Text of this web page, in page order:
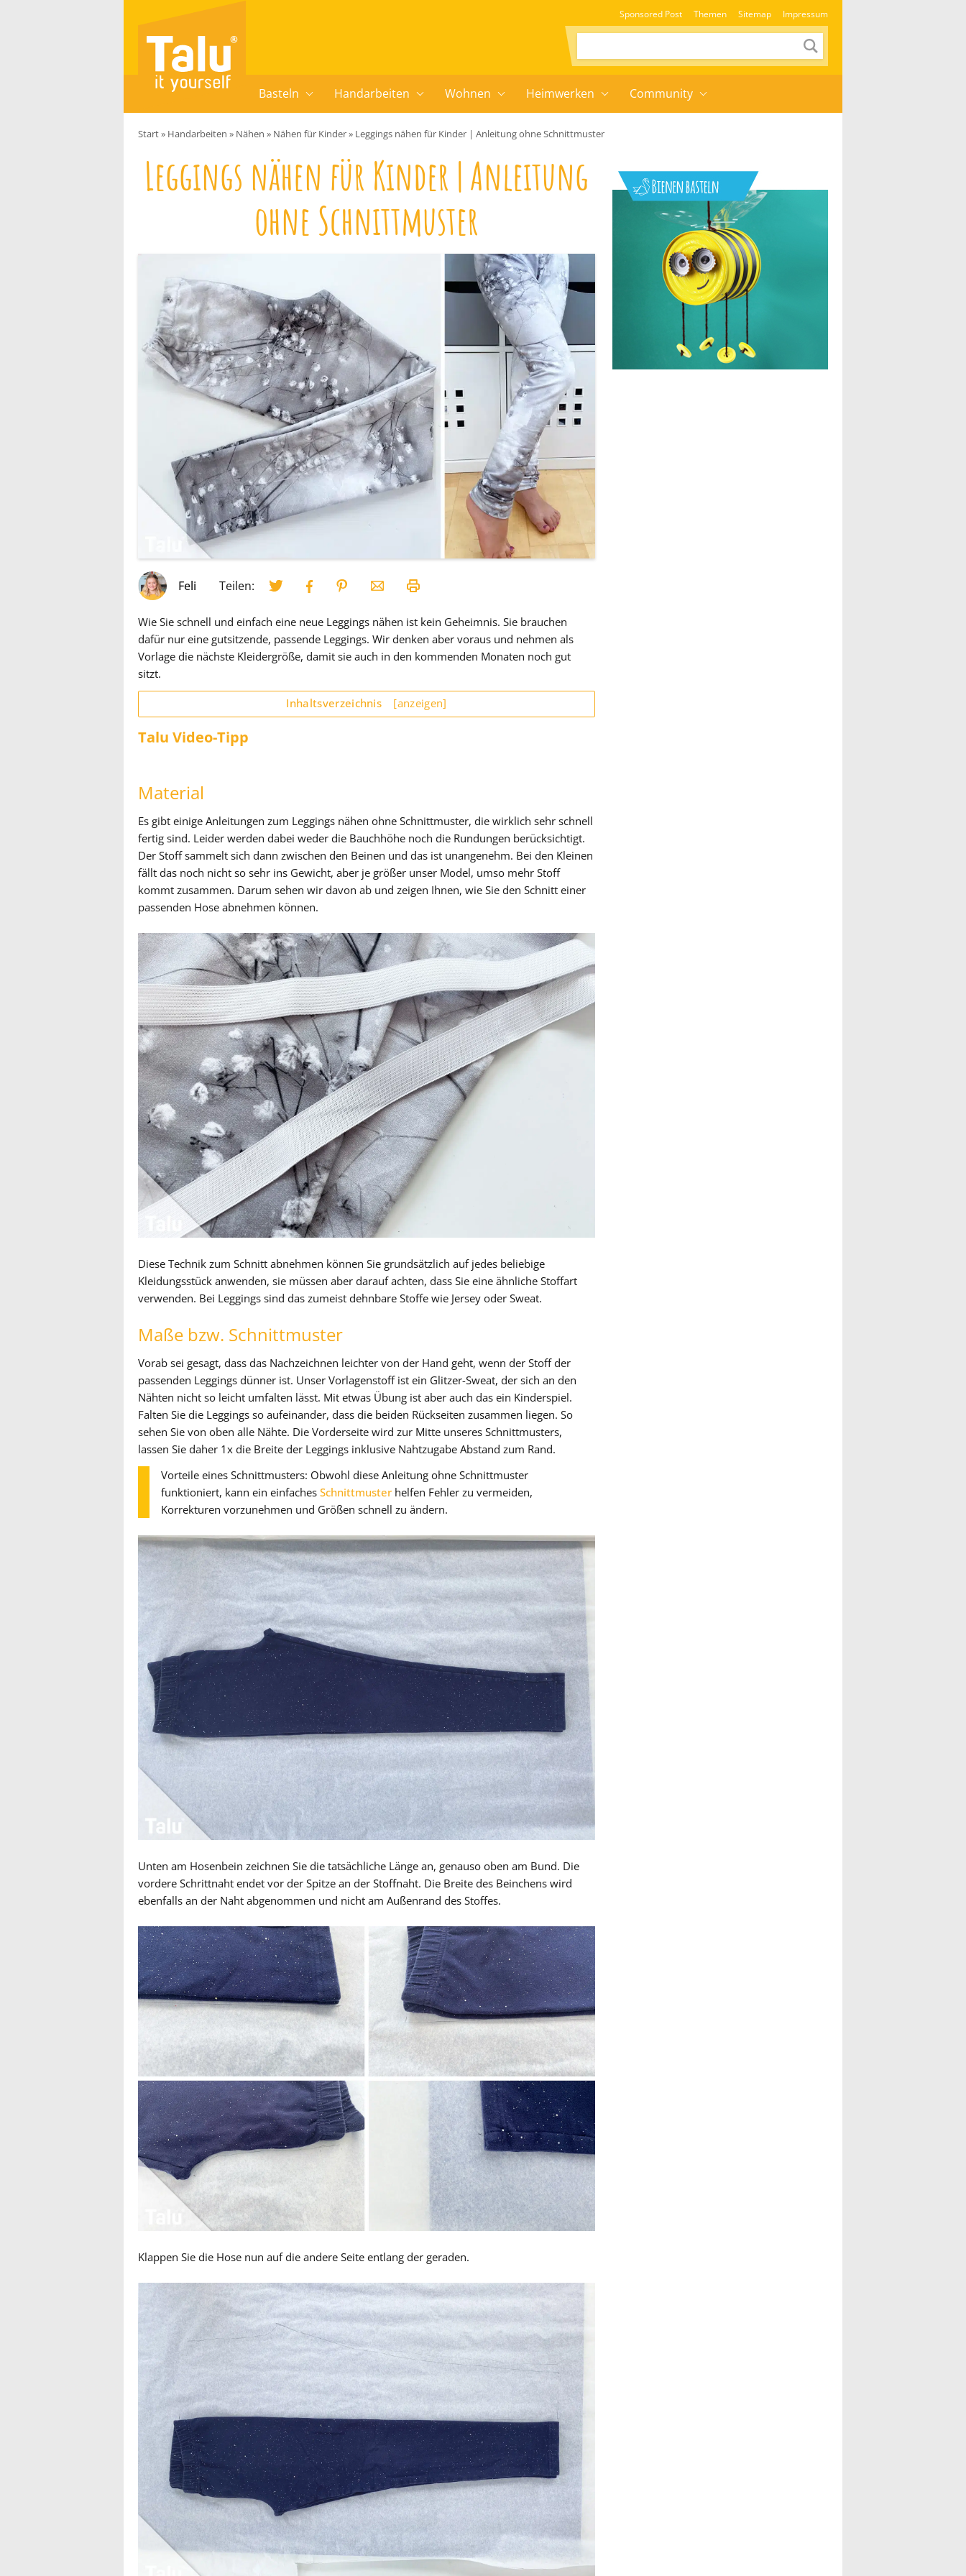
Sponsored Post Themen Sitemap Impressum
Basteln Handarbeiten Wohnen Heimwerken Community
Start» Handarbeiten » Nähen » Nähen für Kinder» Leggings nähen für Kinder | Anleitung ohne Schnittmuster
Leggings nähen für Kinder | Anleitung
ohne Schnittmuster
Feli Teilen:
Wie Sie schnell und einfach eine neue Leggings nähen ist kein Geheimnis. Sie brauchen
dafür nur eine gutsitzende, passende Leggings. Wir denken aber voraus und nehmen als
Vorlage die nächste Kleidergröße, damit sie auch in den kommenden Monaten noch gut
sitzt.
Inhaltsverzeichnis [anzeigen]
Talu Video-Tipp
Material
Es gibt einige Anleitungen zum Leggings nähen ohne Schnittmuster, die wirklich sehr schnell
fertig sind. Leider werden dabei weder die Bauchhöhe noch die Rundungen berücksichtigt.
Der Stoff sammelt sich dann zwischen den Beinen und das ist unangenehm. Bei den Kleinen
fällt das noch nicht so sehr ins Gewicht, aber je größer unser Model, umso mehr Stoff
kommt zusammen. Darum sehen wir davon ab und zeigen Ihnen, wie Sie den Schnitt einer
passenden Hose abnehmen können.
Diese Technik zum Schnitt abnehmen können Sie grundsätzlich auf jedes beliebige
Kleidungsstück anwenden, sie müssen aber darauf achten, dass Sie eine ähnliche Stoffart
verwenden. Bei Leggings sind das zumeist dehnbare Stoffe wie Jersey oder Sweat.
Maße bzw. Schnittmuster
Vorab sei gesagt, dass das Nachzeichnen leichter von der Hand geht, wenn der Stoff der
passenden Leggings dünner ist. Unser Vorlagenstoff ist ein Glitzer-Sweat, der sich an den
Nähten nicht so leicht umfalten lässt. Mit etwas Übung ist aber auch das ein Kinderspiel.
Falten Sie die Leggings so aufeinander, dass die beiden Rückseiten zusammen liegen. So
sehen Sie von oben alle Nähte. Die Vorderseite wird zur Mitte unseres Schnittmusters,
lassen Sie daher 1x die Breite der Leggings inklusive Nahtzugabe Abstand zum Rand.
Vorteile eines Schnittmusters: Obwohl diese Anleitung ohne Schnittmuster
funktioniert, kann ein einfaches Schnittmuster helfen Fehler zu vermeiden,
Korrekturen vorzunehmen und Größen schnell zu ändern.
Unten am Hosenbein zeichnen Sie die tatsächliche Länge an, genauso oben am Bund. Die
vordere Schrittnaht endet vor der Spitze an der Stoffnaht. Die Breite des Beinchens wird
ebenfalls an der Naht abgenommen und nicht am Außenrand des Stoffes.
Klappen Sie die Hose nun auf die andere Seite entlang der geraden.